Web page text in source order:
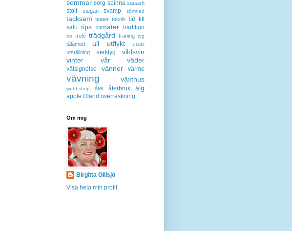
sommar sorg spinna squash
stolt stugan svamp sömnad
tacksam teater teknik tid till
salu tips tomater tradition
tro trofé trädgård träning tyg
tålamod ull utflykt utsikt
utställning verktyg
vildsvin
vinter
vår väder
välsignelse vänner värme
vävning växthus
webbshop åtel återbruk älg
äpple Öland överraskning
Om mig
Birgitta Gillsjö
Visa hela min profil